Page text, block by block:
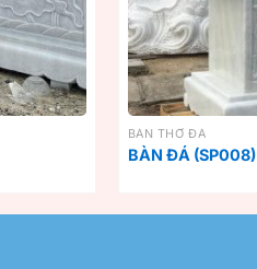
BÀN THỜ ĐÁ
BÀN ĐÁ (SP008)